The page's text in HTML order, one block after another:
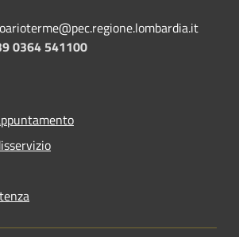
0364 541100